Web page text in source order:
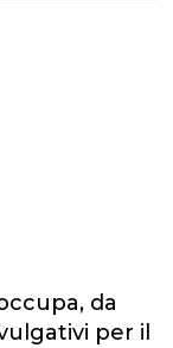
da
per il